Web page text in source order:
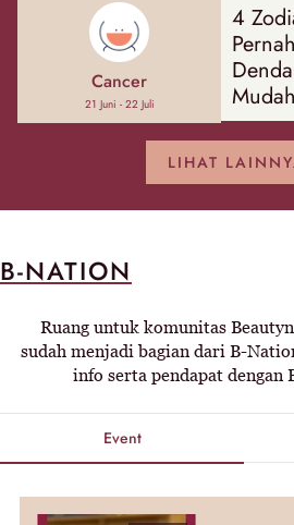
Cancer
21 Juni - 22 Juli
4
LIHAT
B-NATION
Ruang untuk komunitas
sudah menjadi bagian dari B-
info serta pendapat dengan
Event